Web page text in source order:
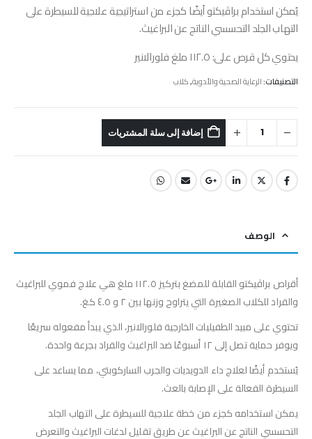
يُمكن استخدام براڤيكتو أيضًا كجزء من استراتيجية علاجية للسيطرة على
التهاب الجلد التحسسي الناتج عن البراغيث.
يحتوي كل قرص على: ١١٢.٥ ملغ فلورالانير
التصنيفات:الرعاية الصحية والأدوية,كلاب
إضافة إلى سلة المشتريات
الوصف
أقراص براڤيكتو القابلة للمضغ بتركيز ١١٢.٥ ملغ هي علاج فموي للبراغيث
والقراد للكلاب الصغيرة التي يتراوح وزنها بين ٢ و ٤.٥ كغ.
تحتوي على مبيد الطفيليات الخارجية فلورالانير، الذي يبدأ مفعوله سريعًا
ويوفر حماية تصل إلى ١٢ أسبوعًا ضد البراغيث والقراد بجرعة واحدة.
يُستخدم أيضًا لعلاج داء الدويديات والجرب الساركوبتي، مما يساعد على
السيطرة الفعالة على الإصابة بالعث.
يمكن استخدامه كجزء من خطة علاجية للسيطرة على التهاب الجلد
التحسسي الناتج عن البراغيث عن طريق تقليل لدغات البراغيث والتعرض